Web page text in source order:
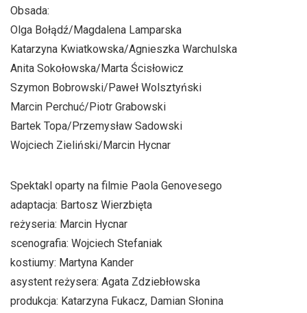
Obsada:
Olga Bołądź/Magdalena Lamparska
Katarzyna Kwiatkowska/Agnieszka Warchulska
Anita Sokołowska/Marta Ścisłowicz
Szymon Bobrowski/Paweł Wolsztyński
Marcin Perchuć/Piotr Grabowski
Bartek Topa/Przemysław Sadowski
Wojciech Zieliński/Marcin Hycnar
Spektakl oparty na filmie Paola Genovesego
adaptacja: Bartosz Wierzbięta
reżyseria: Marcin Hycnar
scenografia: Wojciech Stefaniak
kostiumy: Martyna Kander
asystent reżysera: Agata Zdziebłowska
produkcja: Katarzyna Fukacz, Damian Słonina